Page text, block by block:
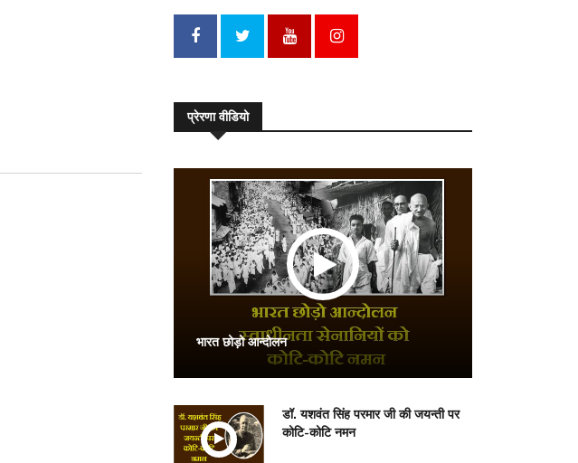
प्रेरणा वीडियो
भारत छोड़ो आन्दोलन
डॉ. यशवंत सिंह परमार जी की जयन्ती पर
कोटि-कोटि नमन